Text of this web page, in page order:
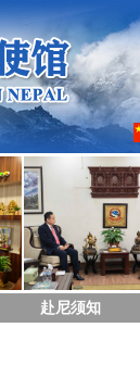
赴尼须知